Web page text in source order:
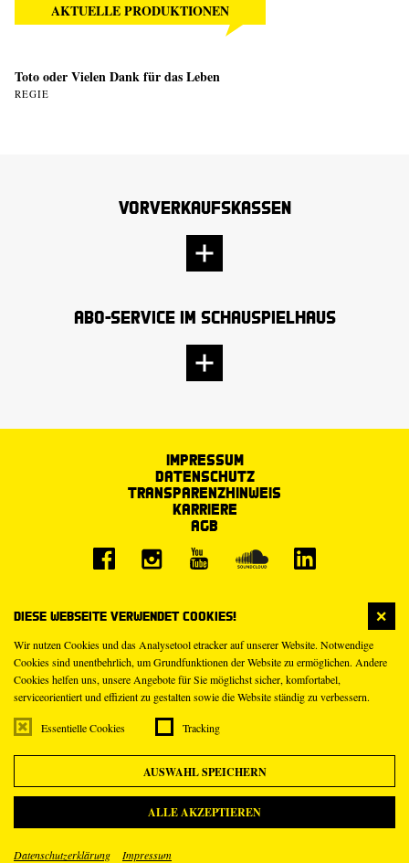
Diese Webseite verwendet Cookies!
Wir nutzen Cookies und das Analysetool etracker auf unserer Website. Notwendige
Cookies sind unentbehrlich, um Grundfunktionen der Website zu ermöglichen. Andere
Cookies helfen uns, unsere Angebote für Sie möglichst sicher, komfortabel,
serviceorientiert und effizient zu gestalten sowie die Website ständig zu verbessern.
Essentielle Cookies Tracking
AUSWAHL SPEICHERN
ALLE AKZEPTIEREN
Datenschutzerklärung Impressum
AKTUELLE PRODUKTIONEN
Toto oder Vielen Dank für das Leben
REGIE
Vorverkaufskassen
Abo-Service im Schauspielhaus
Impressum
Datenschutz
Transparenzhinweis
Karriere
AGB